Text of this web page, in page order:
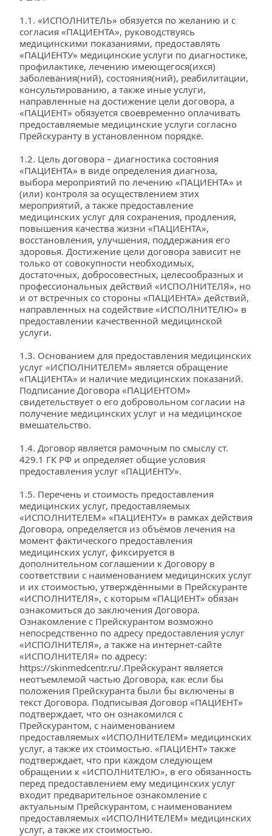
1.1. «ИСПОЛНИТЕЛЬ» обязуется по желанию и с
согласия «ПАЦИЕНТА», руководствуясь
медицинскими показаниями, предоставлять
«ПАЦИЕНТУ» медицинские услуги по диагностике,
профилактике, лечению имеющегося(ихся)
заболевания(ний), состояния(ний), реабилитации,
консультированию, а также иные услуги,
направленные на достижение цели договора, а
«ПАЦИЕНТ» обязуется своевременно оплачивать
предоставляемые медицинские услуги согласно
Прейскуранту в установленном порядке.
1.2. Цель договора – диагностика состояния
«ПАЦИЕНТА» в виде определения диагноза,
выбора мероприятий по лечению «ПАЦИЕНТА» и
(или) контроля за осуществлением этих
мероприятий, а также предоставление
медицинских услуг для сохранения, продления,
повышения качества жизни «ПАЦИЕНТА»,
восстановления, улучшения, поддержания его
здоровья. Достижение цели договора зависит не
только от совокупности необходимых,
достаточных, добросовестных, целесообразных и
профессиональных действий «ИСПОЛНИТЕЛЯ», но
и от встречных со стороны «ПАЦИЕНТА» действий,
направленных на содействие «ИСПОЛНИТЕЛЮ» в
предоставлении качественной медицинской
услуги.
1.3. Основанием для предоставления медицинских
услуг «ИСПОЛНИТЕЛЕМ» является обращение
«ПАЦИЕНТА» и наличие медицинских показаний.
Подписание Договора «ПАЦИЕНТОМ»
свидетельствует о его добровольном согласии на
получение медицинских услуг и на медицинское
вмешательство.
1.4. Договор является рамочным по смыслу ст.
429.1 ГК РФ и определяет общие условия
предоставления услуг «ПАЦИЕНТУ».
1.5. Перечень и стоимость предоставления
медицинских услуг, предоставляемых
«ИСПОЛНИТЕЛЕМ» «ПАЦИЕНТУ» в рамках действия
Договора, определяется из объёмов лечения на
момент фактического предоставления
медицинских услуг, фиксируется в
дополнительном соглашении к Договору в
соответствии с наименованием медицинских услуг
и их стоимостью, утверждёнными в Прейскуранте
«ИСПОЛНИТЕЛЯ», с которым «ПАЦИЕНТ» обязан
ознакомиться до заключения Договора.
Ознакомление с Прейскурантом возможно
непосредственно по адресу предоставления услуг
«ИСПОЛНИТЕЛЯ», а также на интернет-сайте
https://skinmedcentr.ru/.Прейскурант является
неотъемлемой частью Договора, как если бы
положения Прейскуранта были бы включены в
текст Договора. Подписывая Договор «ПАЦИЕНТ»
подтверждает, что он ознакомился с
Прейскурантом, с наименованием
предоставляемых «ИСПОЛНИТЕЛЕМ» медицинских
услуг, а также их стоимостью. «ПАЦИЕНТ» также
подтверждает, что при каждом следующем
обращении к «ИСПОЛНИТЕЛЮ», в его обязанность
перед предоставлением ему медицинских услуг
входит предварительное ознакомление с
актуальным Прейскурантом, с наименованием
предоставляемых «ИСПОЛНИТЕЛЕМ» медицинских
услуг, а также их стоимостью.